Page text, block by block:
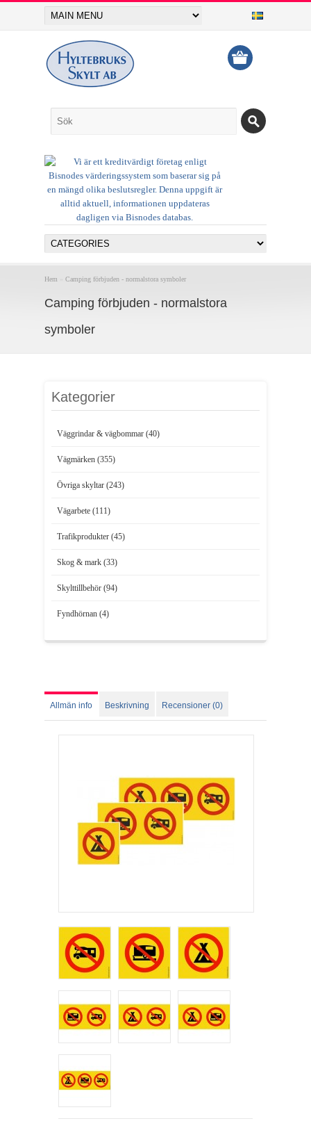
Hem Camping förbjuden - normalstora symboler
Camping förbjuden - normalstora
symboler
Kategorier
Väggrindar & vägbommar (40)
Vägmärken (355)
Övriga skyltar (243)
Vägarbete (111)
Trafikprodukter (45)
Skog & mark (33)
Skylttillbehör (94)
Fyndhörnan (4)
Allmän info Beskrivning Recensioner (0)